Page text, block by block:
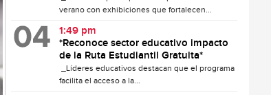
verano con exhibiciones que fortalecen...
1:49 pm
*Reconoce sector educativo impacto
de la Ruta Estudiantil Gratuita*
_Líderes educativos destacan que el programa
facilita el acceso a la...